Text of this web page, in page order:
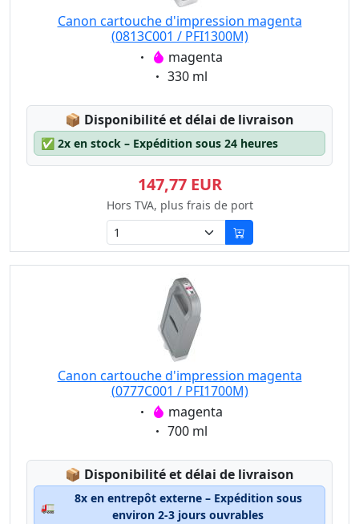
Canon cartouche d'impression magenta
(0813C001 / PFI1300M)
Eigenschaft:
magenta
Eigenschaft:
330 ml
📦 Lagerstatus:
Disponibilité et délai de livraison
✅ 2x en stock – Expédition sous 24 heures
147,77 EUR
Hors TVA, plus frais de port
Canon cartouche d'impression magenta
(0777C001 / PFI1700M)
Eigenschaft:
magenta
Eigenschaft:
700 ml
📦 Lagerstatus:
Disponibilité et délai de livraison
🚛
8x en entrepôt externe – Expédition sous
environ 2-3 jours ouvrables